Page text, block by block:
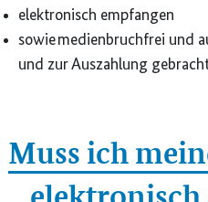
elektronisch empfangen
sowie medienbruchfrei und
und zur Auszahlung
Muss ich
elektronisch